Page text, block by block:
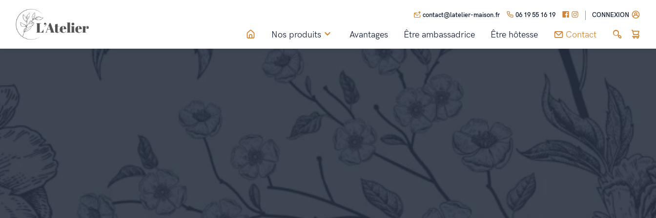
contact@latelier-maison.fr 06 19 55 16 19 CONNEXION
Nos produits Avantages Être ambassadrice Être hôtesse Contact